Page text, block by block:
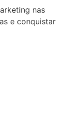
nas
e conquistar